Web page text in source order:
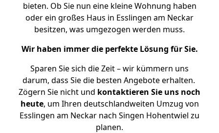
bieten. Ob Sie nun eine kleine Wohnung haben
oder ein großes Haus in Esslingen am Neckar
besitzen, was umgezogen werden muss.
Wir haben immer die perfekte Lösung für Sie.
Sparen Sie sich die Zeit – wir kümmern uns
darum, dass Sie die besten Angebote erhalten.
Zögern Sie nicht und kontaktieren Sie uns noch
heute, um Ihren deutschlandweiten Umzug von
Esslingen am Neckar nach Singen Hohentwiel zu
planen.